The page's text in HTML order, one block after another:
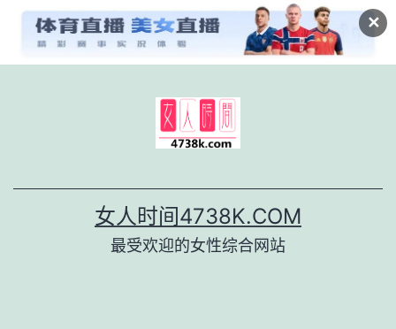
✕
女人时间4738K.COM
最受欢迎的女性综合网站